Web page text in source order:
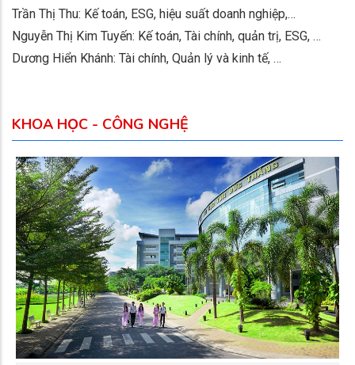
Trần Thị Thu: Kế toán, ESG, hiệu suất doanh nghiệp,…
Nguyễn Thị Kim Tuyến: Kế toán, Tài chính, quản trị, ESG, …
Dương Hiển Khánh: Tài chính, Quản lý và kinh tế, …
KHOA HỌC - CÔNG NGHỆ